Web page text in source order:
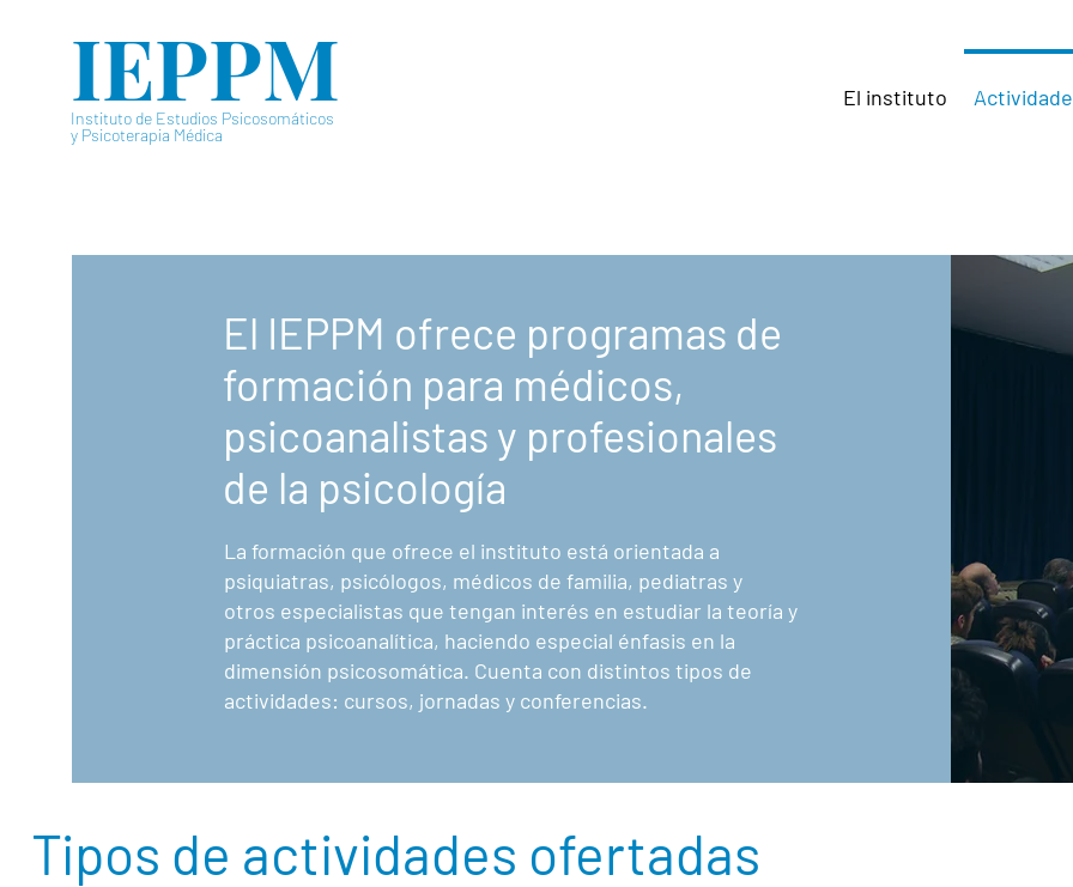
IEPPM
Instituto de Estudios Psicosomáticos
y Psicoterapia Médica
El instituto
El IEPPM ofrece programas de
formación para médicos,
psicoanalistas y profesionales
de la psicología
La formación que ofrece el instituto está orientada a
psiquiatras, psicólogos, médicos de familia, pediatras y
otros especialistas que tengan interés en estudiar la teoría y
práctica psicoanalítica, haciendo especial énfasis en la
dimensión psicosomática. Cuenta con distintos tipos de
actividades: cursos, jornadas y conferencias.
Tipos de actividades ofertadas